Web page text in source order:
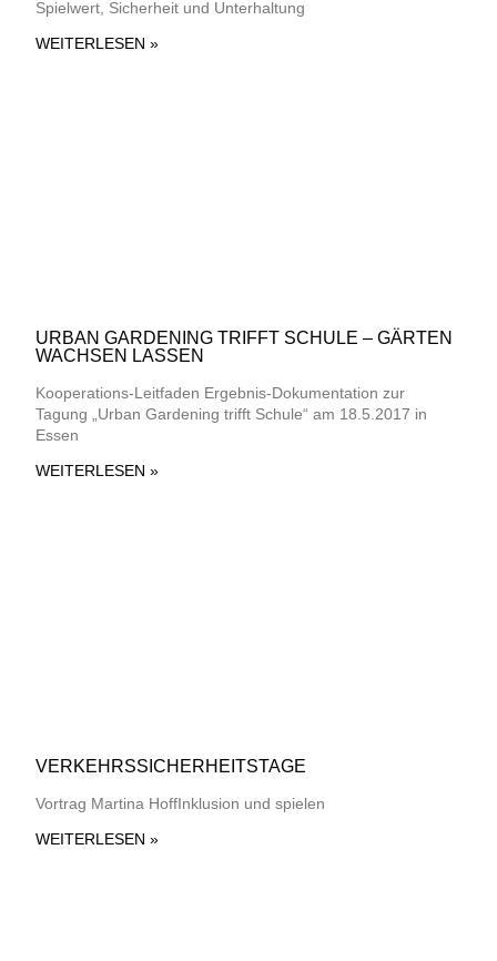
Spielwert, Sicherheit und Unterhaltung
WEITERLESEN »
URBAN GARDENING TRIFFT SCHULE – GÄRTEN
WACHSEN LASSEN
Kooperations-Leitfaden Ergebnis-Dokumentation zur
Tagung „Urban Gardening trifft Schule“ am 18.5.2017 in
Essen
WEITERLESEN »
VERKEHRSSICHERHEITSTAGE
Vortrag Martina HoffInklusion und spielen
WEITERLESEN »